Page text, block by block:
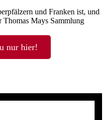
und Franken ist, und
Thomas Mays Sammlung
nur hier!